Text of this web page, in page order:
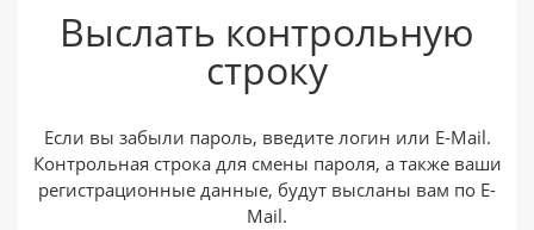
Запомнить меня на этом
компьютере
Забыли свой пароль?
или войдите с помощью
Выслать контрольную
строку
Если вы забыли пароль, введите логин или E-Mail.
Контрольная строка для смены пароля, а также ваши
регистрационные данные, будут высланы вам по E-
Mail.